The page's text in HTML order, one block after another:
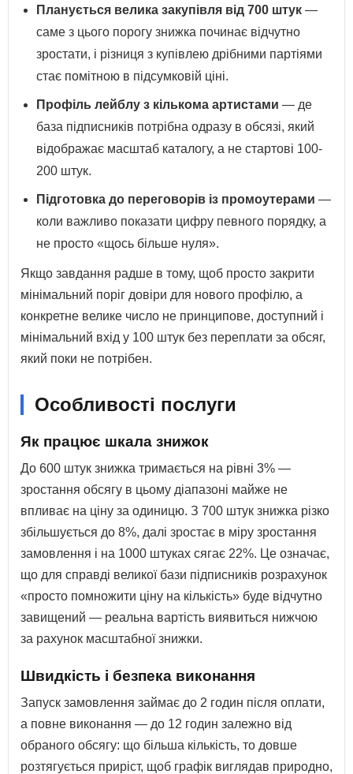
Планується велика закупівля від 700 штук —
саме з цього порогу знижка починає відчутно
зростати, і різниця з купівлею дрібними партіями
стає помітною в підсумковій ціні.
Профіль лейблу з кількома артистами — де
база підписників потрібна одразу в обсязі, який
відображає масштаб каталогу, а не стартові 100-
200 штук.
Підготовка до переговорів із промоутерами —
коли важливо показати цифру певного порядку, а
не просто «щось більше нуля».
Якщо завдання радше в тому, щоб просто закрити
мінімальний поріг довіри для нового профілю, а
конкретне велике число не принципове, доступний і
мінімальний вхід у 100 штук без переплати за обсяг,
який поки не потрібен.
Особливості послуги
Як працює шкала знижок
До 600 штук знижка тримається на рівні 3% —
зростання обсягу в цьому діапазоні майже не
впливає на ціну за одиницю. З 700 штук знижка різко
збільшується до 8%, далі зростає в міру зростання
замовлення і на 1000 штуках сягає 22%. Це означає,
що для справді великої бази підписників розрахунок
«просто помножити ціну на кількість» буде відчутно
завищений — реальна вартість виявиться нижчою
за рахунок масштабної знижки.
Швидкість і безпека виконання
Запуск замовлення займає до 2 годин після оплати,
а повне виконання — до 12 годин залежно від
обраного обсягу: що більша кількість, то довше
розтягується приріст, щоб графік виглядав природно,